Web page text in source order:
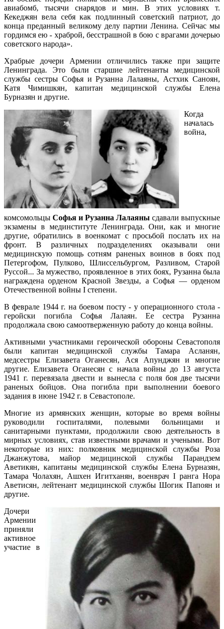
авиабомб, тысячи снарядов и мин. В этих условиях т.
Кекеджян вела себя как подлинный советский патриот, до
конца преданный великому делу партии Ленина. Сейчас мы
гордимся ею - храброй, бесстрашной в бою с врагами дочерью
советского народа».
Храбрые дочери Армении отличились также при защите
Ленинграда. Это были старшие лейтенанты медицинской
службы сестры Софья и Рузанна Лалаяны, Астхик Саноян,
Катя Чимишкян, капитан медицинской службы Елена
Бурназян и другие.
Когда
началась
война,
комсомольцы Софья и Рузанна Лалаяны сдавали выпускные
экзамены в мединституте Ленинграда. Они, как и многие
другие, обратились в военкомат с просьбой послать их на
фронт. В различных подразделениях оказывали они
медицинскую помощь сотням раненых воинов в боях под
Петергофом, Пулково, Шлиссельбургом, Разливом, Старой
Руссой... За мужество, проявленное в этих боях, Рузанна была
награждена орденом Красной Звезды, а Софья — орденом
Отечественной войны I степени.
В феврале 1944 г. на боевом посту - у операционного стола -
геройски погибла Софья Лалаян. Ее сестра Рузанна
продолжала свою самоотверженную работу до конца войны.
Активными участниками героической обороны Севастополя
были капитан медицинской службы Тамара Асланян,
медсестры Елизавета Оганесян, Ася Апунджян и многие
другие. Елизавета Оганесян с начала войны до 13 августа
1941 г. перевязала двести и вынесла с поля боя две тысячи
раненых бойцов. Она погибла при выполнении боевого
задания в июне 1942 г. в Севастополе.
Многие из армянских женщин, которые во время войны
руководили госпиталями, полевыми больницами и
санитарными пунктами, продолжили свою деятельность в
мирных условиях, став известными врачами и учеными. Вот
некоторые из них: полковник медицинской службы Роза
Джанжутова, майор медицинской службы Парандзем
Аветикян, капитаны медицинской службы Елена Бурназян,
Тамара Чолахян, Ашхен Игитханян, военврач I ранга Нора
Аветисян, лейтенант медицинской службы Шогик Папоян и
другие.
Дочери
Армении
приняли
активное
участие в